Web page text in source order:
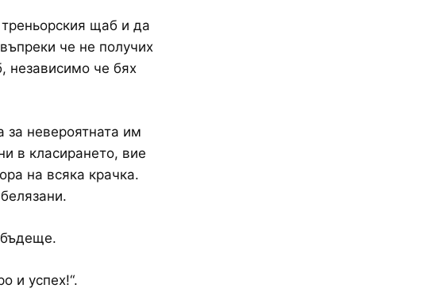
щаб и да
че не получих
независимо че бях
за невероятната им
в класирането, вие
на всяка крачка.
и успех!“.